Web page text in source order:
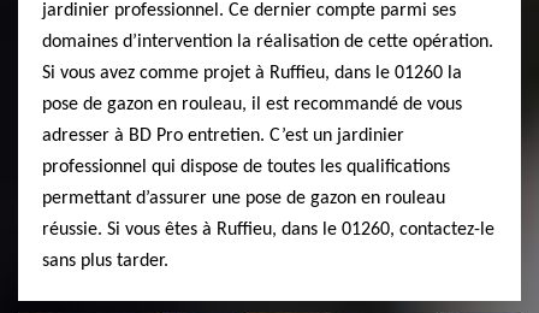
jardinier professionnel. Ce dernier compte parmi ses
domaines d’intervention la réalisation de cette opération.
Si vous avez comme projet à Ruffieu, dans le 01260 la
pose de gazon en rouleau, il est recommandé de vous
adresser à BD Pro entretien. C’est un jardinier
professionnel qui dispose de toutes les qualifications
permettant d’assurer une pose de gazon en rouleau
réussie. Si vous êtes à Ruffieu, dans le 01260, contactez-le
sans plus tarder.